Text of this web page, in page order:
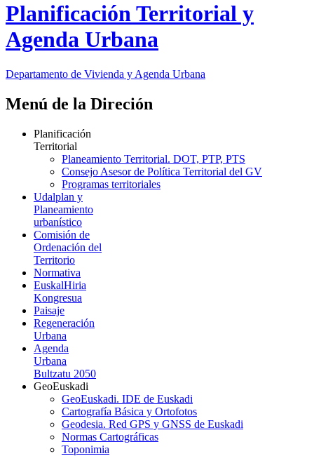
Planificación Territorial y
Agenda Urbana
Departamento de Vivienda y Agenda Urbana
Menú de la Direción
Planificación
Territorial
Planeamiento Territorial. DOT, PTP, PTS
Consejo Asesor de Política Territorial del GV
Programas territoriales
Udalplan y
Planeamiento
urbanístico
Comisión de
Ordenación del
Territorio
Normativa
EuskalHiria
Kongresua
Paisaje
Regeneración
Urbana
Agenda
Urbana
Bultzatu 2050
GeoEuskadi
GeoEuskadi. IDE de Euskadi
Cartografía Básica y Ortofotos
Geodesia. Red GPS y GNSS de Euskadi
Normas Cartográficas
Toponimia